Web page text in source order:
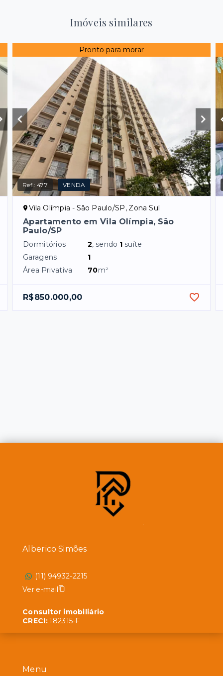
Imóveis similares
Pronto para morar
Ref.:477 VENDA
Vila Olímpia - São Paulo/SP, Zona Sul
Apartamento em Vila Olímpia, São
Paulo/SP
Dormitórios 2, sendo 1 suíte
Garagens
1
Área Privativa
70m²
R$850.000,00
Menu
Alberico Simões
(11) 94932-2215
Ver e-mail
Consultor imobiliário
CRECI:182315-F